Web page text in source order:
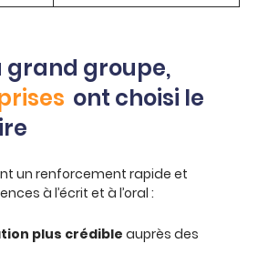
grand groupe,
ont choisi le
un renforcement rapide et
à l’écrit et à l’oral :
plus crédible auprès des